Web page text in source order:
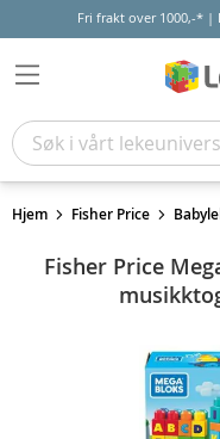
Fri frakt over 1000,-* |
Hjem Fisher Price
Fisher Price